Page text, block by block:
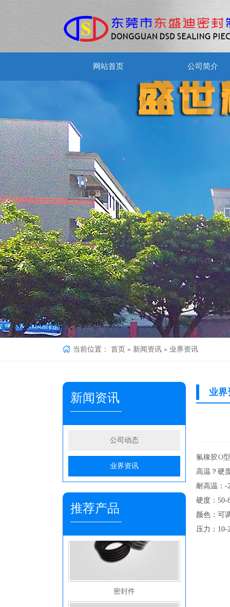
网站首页 公司简介
当前位置： 首页 » 新闻资讯 » 业界资讯
新闻资讯
公司动态
业界资讯
推荐产品
家用电器按钮和线套
密封件
业界
氟橡胶O
高温？硬
耐高温： -
硬度： 50-
颜色：可
压力： 10-